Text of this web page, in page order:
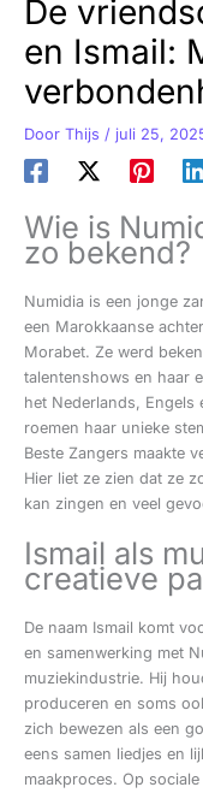
De
en Ismail:
Door Thijs / juli 25,
Wie is
zo bekend?
Numidia is een jonge
een Marokkaanse
Morabet. Ze werd
talentenshows en haar
het Nederlands, Engels
roemen haar unieke
Beste Zangers maakte
Hier liet ze zien dat ze
kan zingen en veel
Ismail als
creatieve
De naam Ismail komt
en samenwerking met
muziekindustrie. Hij
produceren en soms
zich bewezen als een
eens samen liedjes en
maakproces. Op